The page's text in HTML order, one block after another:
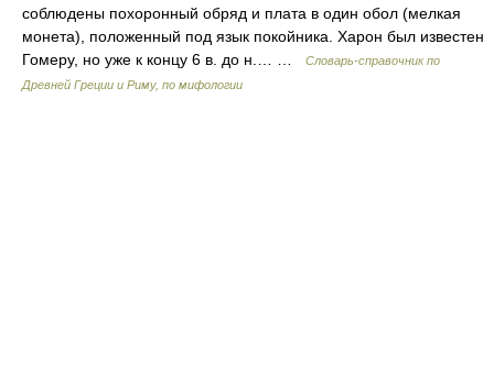
соблюдены похоронный обряд и плата в один обол (мелкая
монета), положенный под язык покойника. Харон был известен
Гомеру, но уже к концу 6 в. до н.… …
Cловарь-справочник по
Древней Греции и Риму, по мифологии